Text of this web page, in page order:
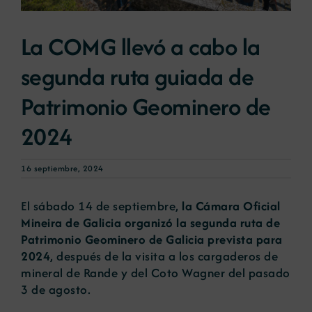
Noticias
Portal de empleo
Contacto
La COMG llevó a cabo la
segunda ruta guiada de
Patrimonio Geominero de
2024
16 septiembre, 2024
El sábado 14 de septiembre, la Cámara Oficial
Mineira de Galicia organizó la segunda ruta de
Patrimonio Geominero de Galicia prevista para
2024, después de la visita a los cargaderos de
mineral de Rande y del Coto Wagner del pasado
3 de agosto.